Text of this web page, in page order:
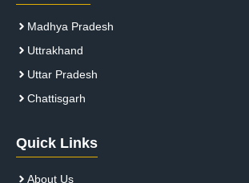
Madhya Pradesh
Uttrakhand
Uttar Pradesh
Chattisgarh
Quick Links
About Us